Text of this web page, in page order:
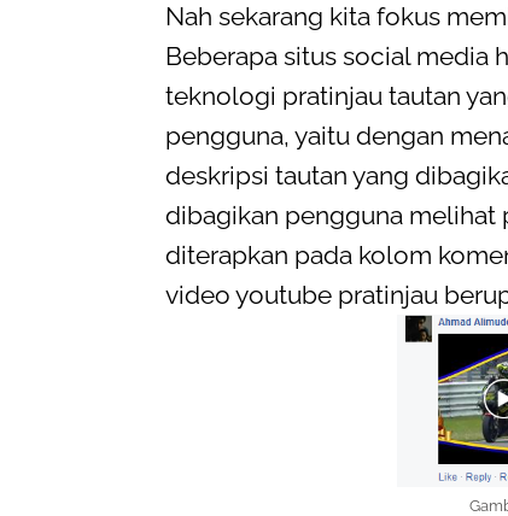
Nah sekarang kita fokus
Beberapa situs social media
teknologi pratinjau tautan
pengguna, yaitu dengan
deskripsi tautan yang
dibagikan pengguna melihat
diterapkan pada kolom
video youtube pratinjau